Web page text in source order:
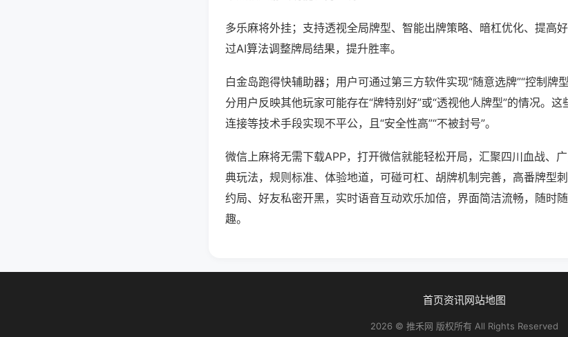
多乐麻将外挂；支持透视全局牌型、智能出牌策略、暗杠优化、提高
过AI算法调整牌局结果，提升胜率。
白金岛跑得快辅助器；用户可通过第三方软件实现“随意选牌”“控制牌
分用户反映其他玩家可能存在“牌特别好”或“透视他人牌型”的情况。
连接等技术手段实现不平公，且“安全性高”“不被封号”。
微信上麻将无需下载APP，打开微信就能轻松开局，汇聚四川血战、
典玩法，规则标准、体验地道，可碰可杠、胡牌机制完善，高番牌型
约局、好友私密开黑，实时语音互动欢乐加倍，界面简洁流畅，随时
趣。
首页资讯网站地图
2026 © 推禾网 版权所有 All Rights Reserved